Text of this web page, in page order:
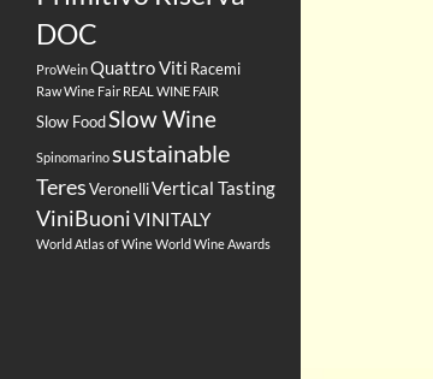
DOC
ProWeinQuattro Viti Racemi
Raw Wine Fair REAL WINE FAIR
Slow FoodSlow Wine
Spinomarino sustainable
TeresVeronelliVertical Tasting
ViniBuoniVINITALY
World Atlas of WineWorld Wine Awards